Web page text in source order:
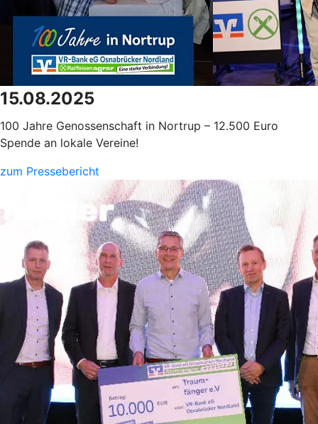
15.08.2025
100 Jahre Genossenschaft in Nortrup – 12.500 Euro
Spende an lokale Vereine!
zum Pressebericht